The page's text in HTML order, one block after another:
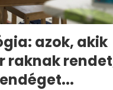
azok, akik
raknak